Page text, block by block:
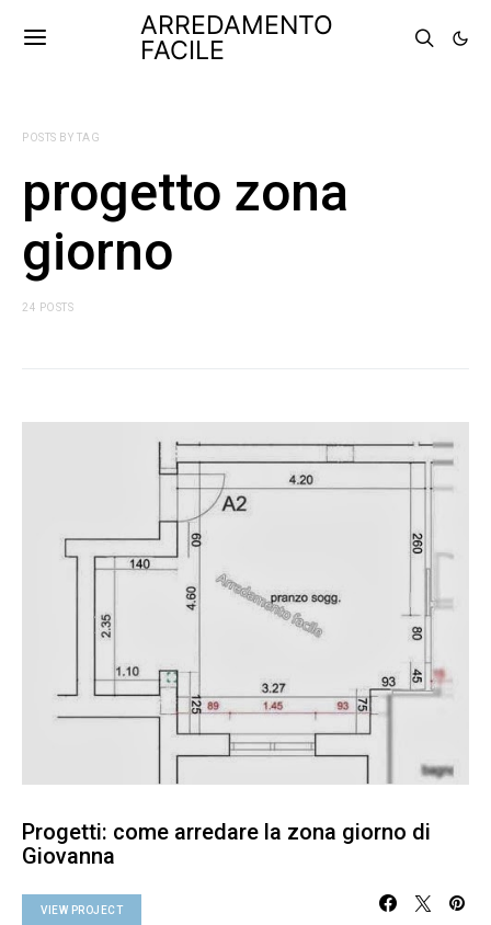
ARREDAMENTO
FACILE
POSTS BY TAG
progetto zona
giorno
24 POSTS
Progetti: come arredare la zona giorno di
Giovanna
VIEW PROJECT